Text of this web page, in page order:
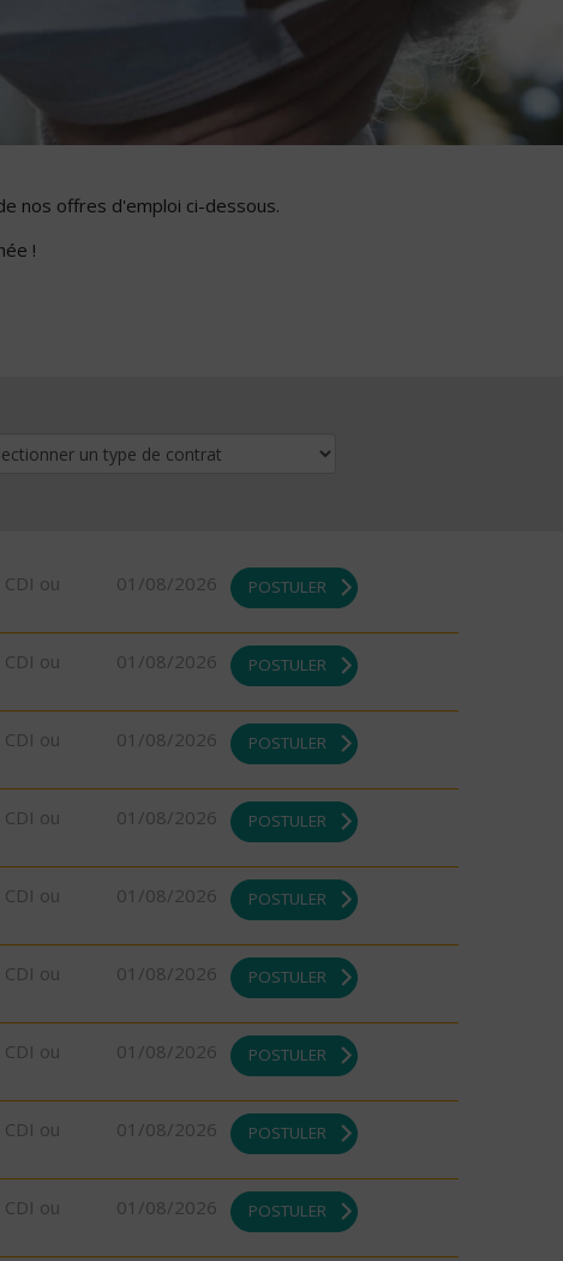
nos offres d'emploi ci-dessous.
!
ou
01/08/2026 POSTULER
ou
01/08/2026 POSTULER
ou
01/08/2026 POSTULER
ou
01/08/2026 POSTULER
ou
01/08/2026 POSTULER
ou
01/08/2026 POSTULER
ou
01/08/2026 POSTULER
ou
01/08/2026 POSTULER
ou
01/08/2026 POSTULER